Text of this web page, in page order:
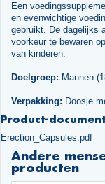
Een
en evenwichtige
gebruikt. De dagelijks
voorkeur te bewaren
van kinderen.
Doelgroep: Mannen
Verpakking: Doosje
Product-
Erection_Capsules.pdf
Andere
producten